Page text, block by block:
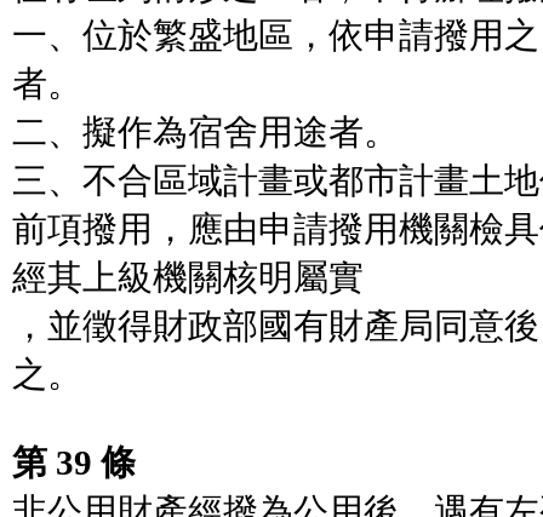
一、位於繁盛地區，依申請撥用
者。
二、擬作為宿舍用途者。
三、不合區域計畫或都市計畫土
前項撥用，應由申請撥用機關檢
經其上級機關核明屬實
，並徵得財政部國有財產局同意
之。
第 39 條